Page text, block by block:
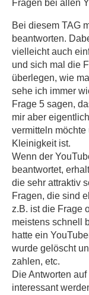
Fragen bei allen
Bei diesem TAG
beantworten.
vielleicht auch
und sich mal die
überlegen, wie
sehe ich immer
Frage 5 sagen,
mir aber
vermitteln
Kleinigkeit ist.
Wenn der
beantwortet,
die sehr attraktiv
Fragen, die sind
z.B. ist die Frage
meistens schnell
hatte ein
wurde gelöscht
zahlen, etc.
Die Antworten
interessant